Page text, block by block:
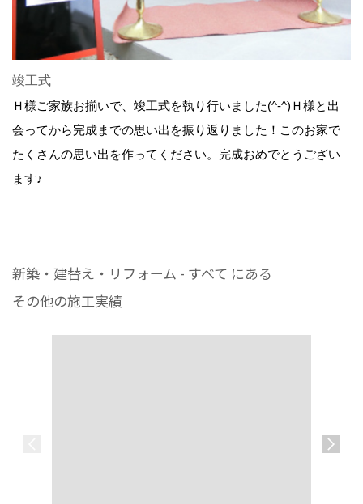
竣工式
Ｈ様ご家族お揃いで、竣工式を執り行いました(^-^)Ｈ様と出
会ってから完成までの思い出を振り返りました！このお家で
たくさんの思い出を作ってください。完成おめでとうござい
ます♪
新築・建替え・リフォーム - すべて にある
その他の施工実績